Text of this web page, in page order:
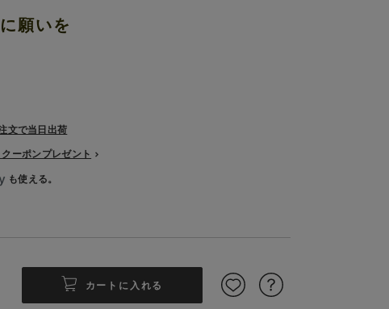
願いを
文で当日出荷
ーポンプレゼント
も使える。
カートに入れる